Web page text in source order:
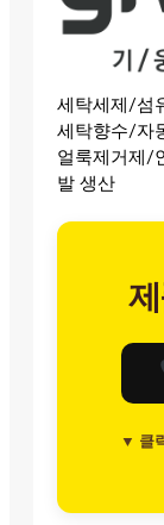
세탁세제/섬
세탁향수/자
얼룩제거제/
발 생산
▼ 클